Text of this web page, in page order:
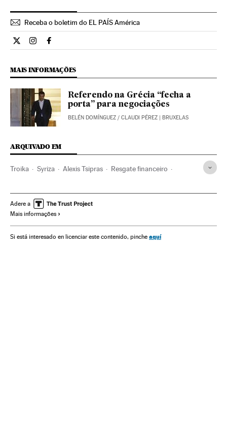
Receba o boletim do EL PAÍS América
Internacional El País Brasil en Twitter
Internacional El País Brasil en Instagram
Internacional El País Brasil en Facebook
MAIS INFORMAÇÕES
Referendo na Grécia “fecha a
porta” para negociações
BELÉN DOMÍNGUEZ / CLAUDI PÉREZ | BRUXELAS
ARQUIVADO EM
Troika Syriza Alexis Tsipras Resgate financeiro
FMI Dívida pública Referendo
Crise financeira
Déficit público Partidos políticos Eleições Bancos
Adere a
Mais informações
Si está interesado en licenciar este contenido, pinche aquí